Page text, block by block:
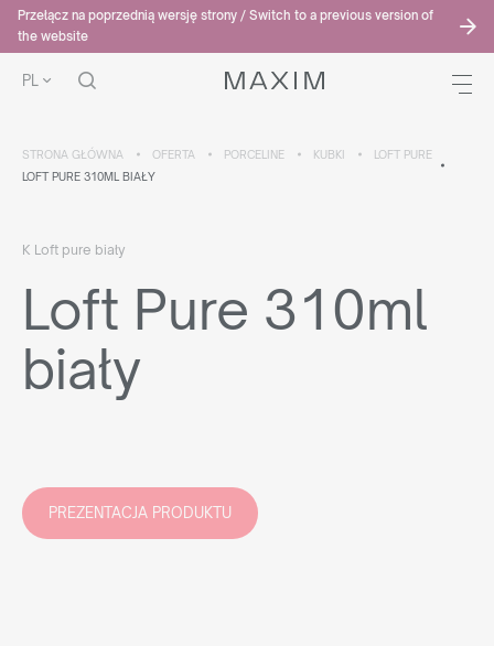
Przełącz na poprzednią wersję strony / Switch to a previous version of
the website
PL
STRONA GŁÓWNA OFERTA PORCELINE KUBKI
LOFT PURE
LOFT PURE 310ML BIAŁY
K Loft pure biały
Loft Pure 310ml
biały
PREZENTACJA PRODUKTU